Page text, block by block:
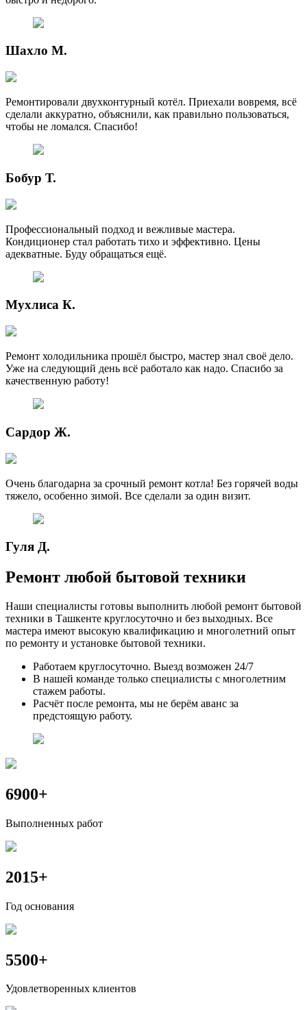
Шахло М.
Ремонтировали двухконтурный котёл. Приехали вовремя, всё
сделали аккуратно, объяснили, как правильно пользоваться,
чтобы не ломался. Спасибо!
Бобур Т.
Профессиональный подход и вежливые мастера.
Кондиционер стал работать тихо и эффективно. Цены
адекватные. Буду обращаться ещё.
Мухлиса К.
Ремонт холодильника прошёл быстро, мастер знал своё дело.
Уже на следующий день всё работало как надо. Спасибо за
качественную работу!
Сардор Ж.
Очень благодарна за срочный ремонт котла! Без горячей воды
тяжело, особенно зимой. Все сделали за один визит.
Гуля Д.
Ремонт любой бытовой техники
Наши специалисты готовы выполнить любой ремонт бытовой
техники в Ташкенте круглосуточно и без выходных. Все
мастера имеют высокую квалификацию и многолетний опыт
по ремонту и установке бытовой техники.
Работаем круглосуточно. Выезд возможен 24/7
В нашей команде только специалисты с многолетним
стажем работы.
Расчёт после ремонта, мы не берём аванс за
предстоящую работу.
6900+
Выполненных работ
2015+
Год основания
5500+
Удовлетворенных клиентов